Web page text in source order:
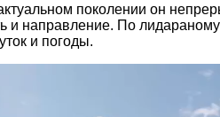
поколении он
направление. По
и погоды.